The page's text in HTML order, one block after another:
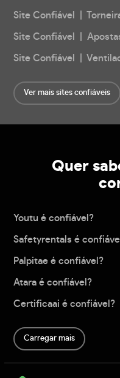
Site Confiável |
Site Confiável |
Site Confiável |
Ver mais sites confiáveis
Quer
Youtu é confiável?
Safetyrentals é
Palpitae é confiável?
Atara é confiável?
Certificaai é confiável?
Carregar mais